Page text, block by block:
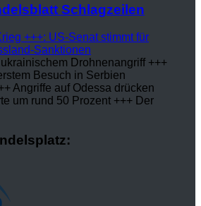
Schlagzeilen
+++: US-Senat stimmt für
Sanktionen
Drohnenangriff +++
Besuch in Serbien
Angriffe auf Odessa drücken
um rund 50 Prozent +++ Der